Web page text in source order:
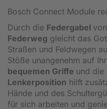
Bosch Connect Module
Durch die Federgabel von
Federweg gleicht das
Straßen und Feldwegen
Stöße unangenehm auf
bequemen Griffe und die
Lenkerposition hilft
Hände und des
für sich arbeiten und